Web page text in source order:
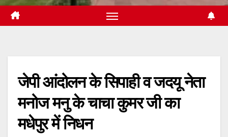
जेपी आंदोलन के सिपाही व जदयू नेता
मनोज मनु के चाचा कुमर जी का
मधेपुर में निधन